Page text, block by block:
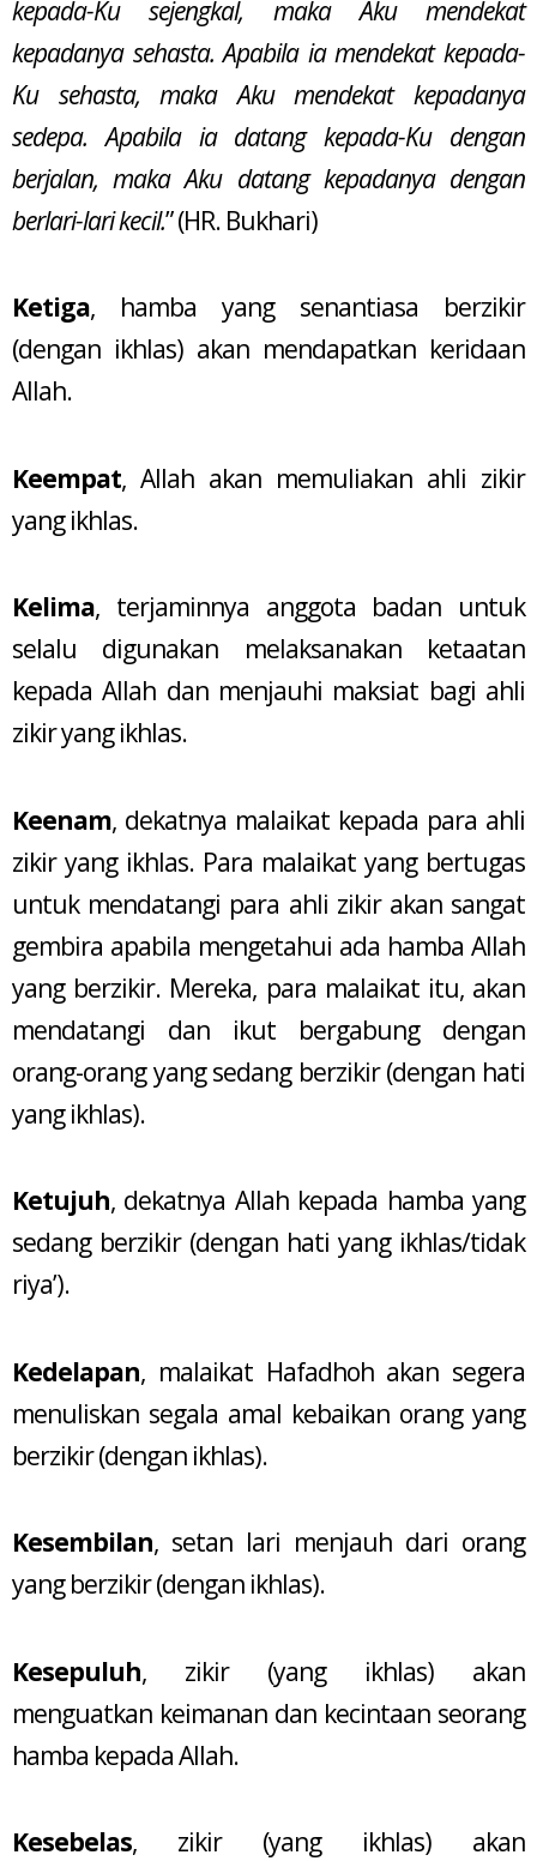
kepada-Ku sejengkal, maka Aku mendekat
kepadanya sehasta. Apabila ia mendekat kepada-
Ku sehasta, maka Aku mendekat kepadanya
sedepa. Apabila ia datang kepada-Ku dengan
berjalan, maka Aku datang kepadanya dengan
berlari-lari kecil.” (HR. Bukhari)
Ketiga, hamba yang senantiasa berzikir
(dengan ikhlas) akan mendapatkan keridaan
Allah.
Keempat, Allah akan memuliakan ahli zikir
yang ikhlas.
Kelima, terjaminnya anggota badan untuk
selalu digunakan melaksanakan ketaatan
kepada Allah dan menjauhi maksiat bagi ahli
zikir yang ikhlas.
Keenam, dekatnya malaikat kepada para ahli
zikir yang ikhlas. Para malaikat yang bertugas
untuk mendatangi para ahli zikir akan sangat
gembira apabila mengetahui ada hamba Allah
yang berzikir. Mereka, para malaikat itu, akan
mendatangi dan ikut bergabung dengan
orang-orang yang sedang berzikir (dengan hati
yang ikhlas).
Ketujuh, dekatnya Allah kepada hamba yang
sedang berzikir (dengan hati yang ikhlas/tidak
riya’).
Kedelapan, malaikat Hafadhoh akan segera
menuliskan segala amal kebaikan orang yang
berzikir (dengan ikhlas).
Kesembilan, setan lari menjauh dari orang
yang berzikir (dengan ikhlas).
Kesepuluh, zikir (yang ikhlas) akan
menguatkan keimanan dan kecintaan seorang
hamba kepada Allah.
Kesebelas, zikir (yang ikhlas) akan